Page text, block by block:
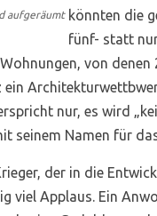
aufgeräumt könnten die
fünf- statt
von
nur, es wird
seinem Namen für
der in die
viel Applaus. Ein